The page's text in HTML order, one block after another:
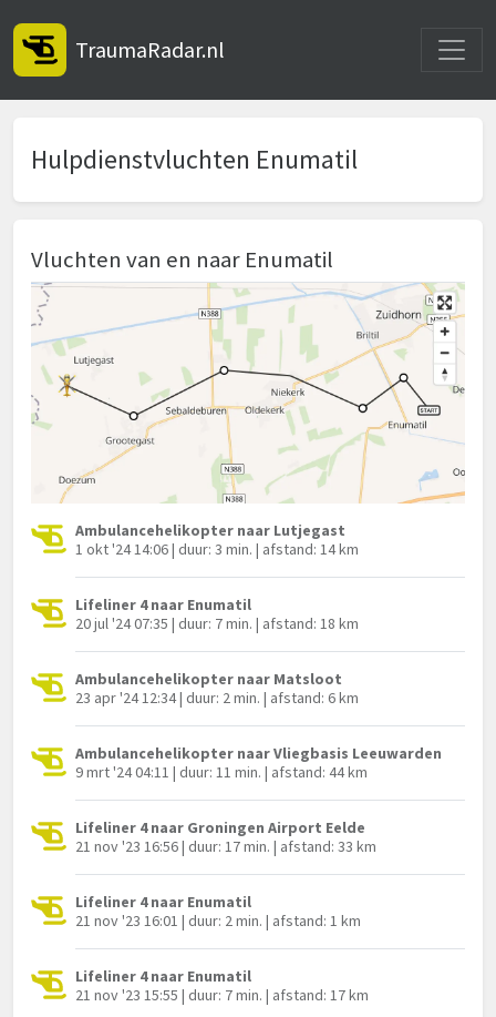
TraumaRadar.nl
Hulpdienstvluchten Enumatil
Vluchten van en naar Enumatil
Ambulancehelikopter naar Lutjegast
1 okt '24 14:06 | duur: 3 min. | afstand: 14 km
Lifeliner 4 naar Enumatil
20 jul '24 07:35 | duur: 7 min. | afstand: 18 km
Ambulancehelikopter naar Matsloot
23 apr '24 12:34 | duur: 2 min. | afstand: 6 km
Ambulancehelikopter naar Vliegbasis Leeuwarden
9 mrt '24 04:11 | duur: 11 min. | afstand: 44 km
Lifeliner 4 naar Groningen Airport Eelde
21 nov '23 16:56 | duur: 17 min. | afstand: 33 km
Lifeliner 4 naar Enumatil
21 nov '23 16:01 | duur: 2 min. | afstand: 1 km
Lifeliner 4 naar Enumatil
21 nov '23 15:55 | duur: 7 min. | afstand: 17 km